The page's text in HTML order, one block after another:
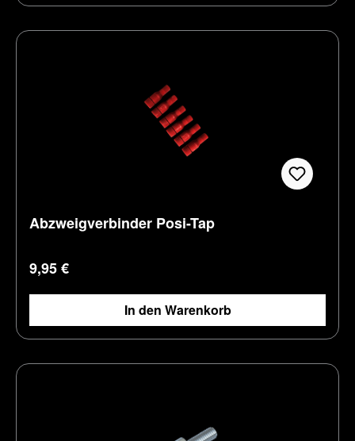
Abzweigverbinder Posi-Tap
Regulärer Preis:
9,95 €
In den Warenkorb